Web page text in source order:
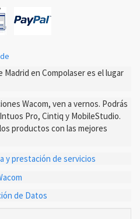
Madrid en Compolaser es el lugar
Wacom, ven a vernos. Podrás
Pro, Cintiq y MobileStudio.
productos con las mejores
y prestación de servicios
de Datos